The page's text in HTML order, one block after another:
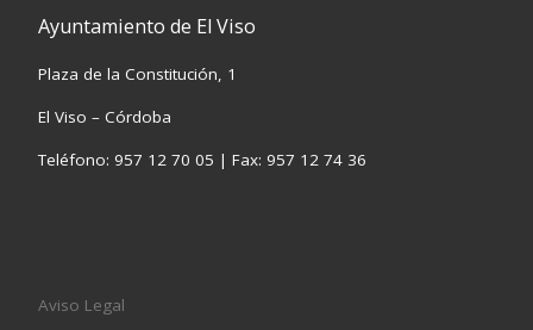
Ayuntamiento de El Viso
Plaza de la Constitución, 1
El Viso – Córdoba
Teléfono: 957 12 70 05 | Fax: 957 12 74 36
Aviso Legal